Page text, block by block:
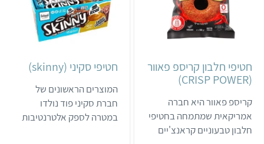
חטיפי חלבון קריספ פאוור
(CRISP POWER)
קריספ פאוור היא חברה
אמריקאית שמתמחה בחטיפי
חלבון טבעוניים קראנצ'יים
חטיפי סקיני (skinny)
המוצרים הראשונים של
חברת סקיני פוד נולדו
במטרה לספק אלטרנטיבות